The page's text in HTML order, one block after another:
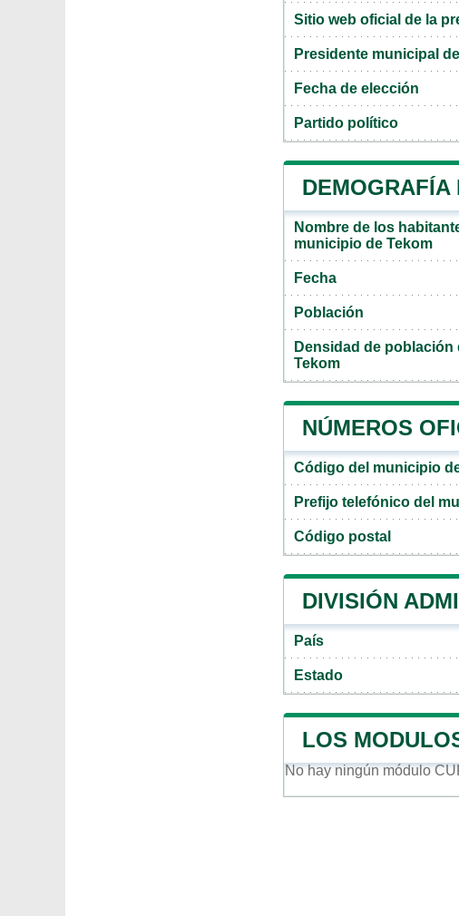
Sitio web oficial de la
Presidente municipal
Fecha de elección
Partido político
DEMOGRAFÍA
Nombre de los
municipio de Tekom
Fecha
Población
Densidad de
Tekom
NÚMEROS
Código del municipio
Prefijo telefónico del
Código postal
DIVISIÓN
País
Estado
LOS
No hay ningún módulo